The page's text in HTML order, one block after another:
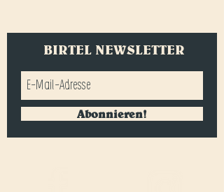
BIRTEL NEWSLETTER
Abonnieren!